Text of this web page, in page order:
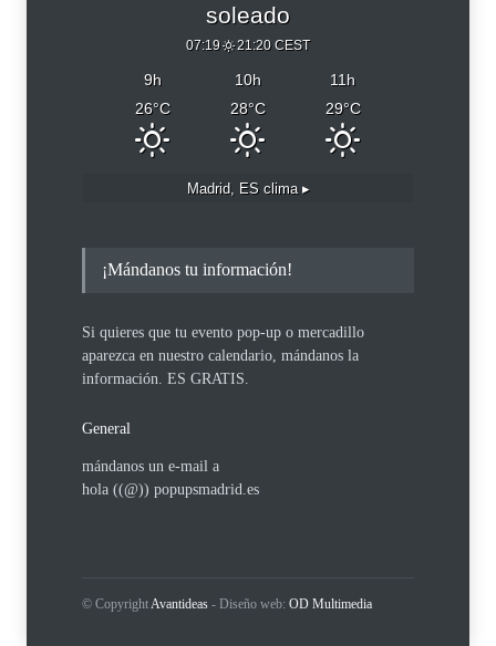
soleado
07:19 21:20 CEST
9h 10h 11h
26°C 28°C 29°C
Madrid, ESclima ▸
¡Mándanos tu información!
Si quieres que tu evento pop-up o mercadillo
aparezca en nuestro calendario, mándanos la
información. ES GRATIS.
General
mándanos un e-mail a
hola ((@)) popupsmadrid.es
© Copyright Avantideas - Diseño web: OD Multimedia